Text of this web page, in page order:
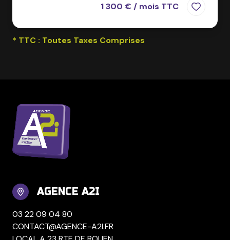
1 300 € / mois TTC
* TTC : Toutes Taxes Comprises
AGENCE A2I
03 22 09 04 80
CONTACT@AGENCE-A2I.FR